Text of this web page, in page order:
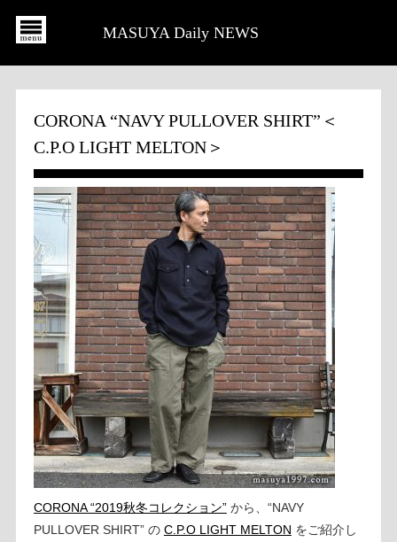
MASUYA Daily NEWS
CORONA “NAVY PULLOVER SHIRT”＜
C.P.O LIGHT MELTON＞
CORONA “2019秋冬コレクション”から、“NAVY
PULLOVER SHIRT” の C.P.O LIGHT MELTON をご紹介し